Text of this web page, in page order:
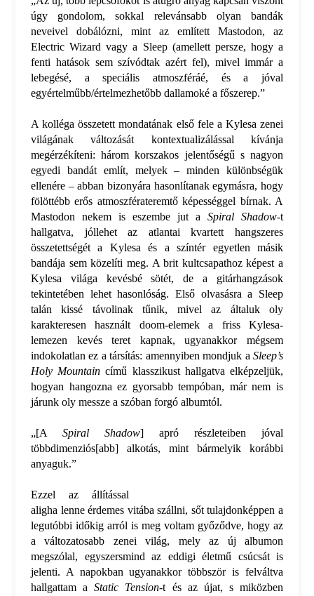
úgy gondolom, sokkal relevánsabb olyan bandák
neveivel dobálózni, mint az említett Mastodon, az
Electric Wizard vagy a Sleep (amellett persze, hogy a
fenti hatások sem szívódtak azért fel), mivel immár a
lebegésé, a speciális atmoszféráé, és a jóval
egyértelműbb/értelmezhetőbb dallamoké a főszerep.”
A kolléga összetett mondatának első fele a Kylesa zenei
világának változását kontextualizálással kívánja
megérzékíteni: három korszakos jelentőségű s nagyon
egyedi bandát említ, melyek – minden különbségük
ellenére – abban bizonyára hasonlítanak egymásra, hogy
fölöttébb erős atmoszférateremtő képességgel bírnak. A
Mastodon nekem is eszembe jut a Spiral Shadow-t
hallgatva, jóllehet az atlantai kvartett hangszeres
összetettségét a Kylesa és a színtér egyetlen másik
bandája sem közelíti meg. A brit kultcsapathoz képest a
Kylesa világa kevésbé sötét, de a gitárhangzások
tekintetében lehet hasonlóság. Első olvasásra a Sleep
talán kissé távolinak tűnik, mivel az általuk oly
karakteresen használt doom-elemek a friss Kylesa-
lemezen kevés teret kapnak, ugyanakkor mégsem
indokolatlan ez a társítás: amennyiben mondjuk a Sleep’s
Holy Mountain című klasszikust hallgatva elképzeljük,
hogyan hangozna ez gyorsabb tempóban, már nem is
járunk oly messze a szóban forgó albumtól.
„[A Spiral Shadow] apró részleteiben jóval
többdimenziós[abb] alkotás, mint bármelyik korábbi
anyaguk.”
Ezzel az állítással
aligha lenne érdemes vitába szállni, sőt tulajdonképpen a
legutóbbi időkig arról is meg voltam győződve, hogy az
a változatosabb zenei világ, mely az új albumon
megszólal, egyszersmind az eddigi életmű csúcsát is
jelenti. A napokban ugyanakkor többször is felváltva
hallgattam aStatic Tension-t és az újat, s miközben